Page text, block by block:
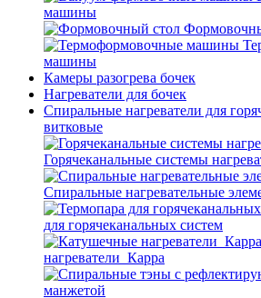
машины
машины
Камеры разогрева бочек
Нагреватели для бочек
Спиральные нагреватели для
витковые
Горячеканальные системы
Спиральные нагревательные
для горячеканальных систем
нагреватели_Карра